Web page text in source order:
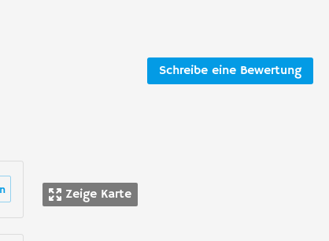
Schreibe eine Bewertung
Zeige Karte